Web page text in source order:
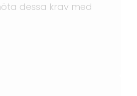
dessa krav med